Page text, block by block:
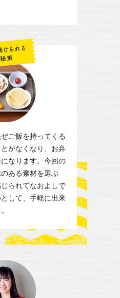
ご飯を持ってくる
がなくなり、お弁
なります。今回の
ある素材を選ぶ
られてなおよしで
して、手軽に出来